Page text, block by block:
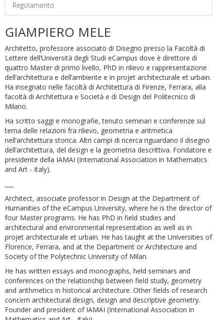
Regolamento
GIAMPIERO MELE
Architetto, professore associato di Disegno presso la Facoltà di
Lettere dell’Università degli Studi eCampus dove è direttore di
quattro Master di primo livello, PhD in rilievo e rappresentazione
dell’architettura e dell’ambiente e in projet architecturale et urbain.
Ha insegnato nelle facoltà di Architettura di Firenze, Ferrara, alla
facoltà di Architettura e Società e di Design del Politecnico di
Milano.
Ha scritto saggi e monografie, tenuto seminari e conferenze sul
tema delle relazioni fra rilievo, geometria e aritmetica
nell’architettura storica. Altri campi di ricerca riguardano il disegno
dell’architettura, del design e la geometria descrittiva. Fondatore e
presidente della IAMAI (International Association in Mathematics
and Art - Italy).
Architect, associate professor in Design at the Department of
Humanities of the eCampus University, where he is the director of
four Master programs. He has PhD in field studies and
architectural and environmental representation as well as in
projet architecturale et urbain. He has taught at the Universities of
Florence, Ferrara, and at the Department or Architecture and
Society of the Polytechnic University of Milan.
He has written essays and monographs, held seminars and
conferences on the relationship between field study, geometry
and arithmetics in historical architecture. Other fields of research
concern architectural design, design and descriptive geometry.
Founder and president of IAMAI (International Association in